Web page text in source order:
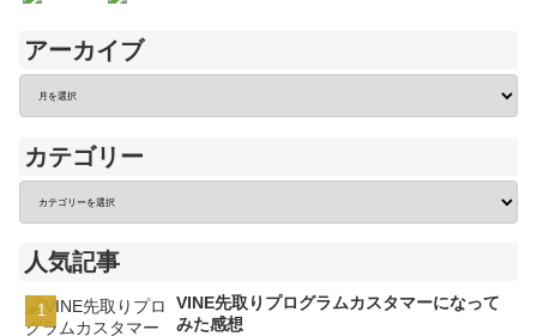
アーカイブ
カテゴリー
人気記事
VINE先取りプログラムカスタマーになって
みた感想